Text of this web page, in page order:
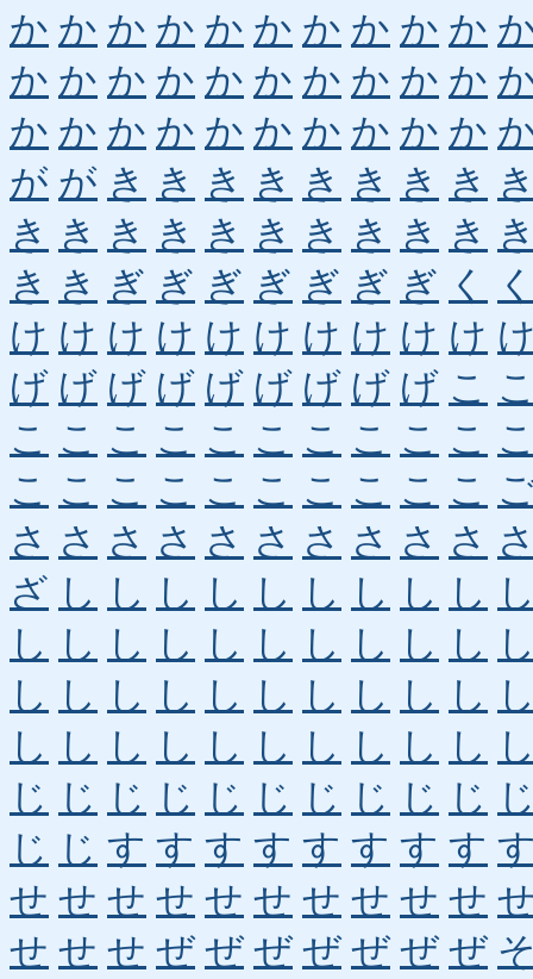
か か か か か か か か か か
か か か か か か か か か か
か か か か か か か か か か
が が き き き き き き き き
き き き き き き き き き き
き き ぎ ぎ ぎ ぎ ぎ ぎ ぎ く
け け け け け け け け け け
げ げ げ げ げ げ げ げ げ こ
こ こ こ こ こ こ こ こ こ こ
こ こ こ こ こ こ こ こ こ こ
さ さ さ さ さ さ さ さ さ さ
ざ し し し し し し し し し
し し し し し し し し し し
し し し し し し し し し し
し し し し し し し し し し
じ じ じ じ じ じ じ じ じ じ
じ じ す す す す す す す す
せ せ せ せ せ せ せ せ せ せ
せ せ せ ぜ ぜ ぜ ぜ ぜ ぜ ぜ